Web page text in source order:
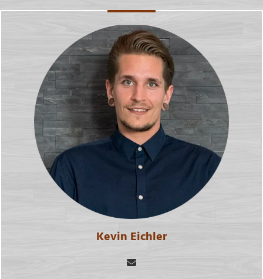
Kevin Eichler